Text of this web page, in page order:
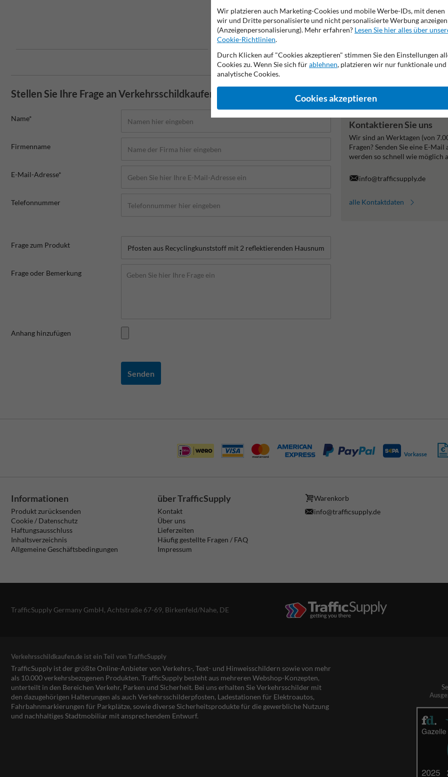
Stellen Sie Ihre Frage an Verkehrsschildkaufen.de
Name*
Firmenname
E-Mail-Adresse*
Telefonnummer
Frage zum Produkt
Frage oder Bemerkung
Anhang hinzufügen
Senden
Kontaktieren Sie uns
Wir sind an Werktagen (von
Fragen? Senden Sie eine E-Mail
werden so schnell wie möglich
info@trafficsupply.de
alle Kontaktdaten
Vorkasse
Informationen
Produkt zurücksenden
Cookie / Datenschutz
Haftungsausschluss
Inhaltsverzeichnis
Allgemeine Geschäftsbedingungen
über TrafficSupply
Kontakt
Über uns
Lieferzeiten
Häufig gestellte Fragen / FAQ
Impressum
Warenkorb
info@trafficsupply.de
TrafficSupply Germany GmbH, Achtstraße 67-69, Birkenfeld/Nahe, DE
Verkehrsschildkaufen.de ist ein Teil von TrafficSupply
TrafficSupply ist der größte Online-Anbieter von Verkehrs-, Text- und Hinweisschildern sowie von mehr
als 10.000 verkehrsbezogenen Produkten. TrafficSupply besteht aus mehreren Webshop-Konzepten,
unterteilt in den Bereichen Verkehr, Parken und Sicherheit. Bei uns erhalten Sie Verkehrsschilder mit
den dazugehörigen Halterungen als auch Verkehrsschilderpfosten, Ladestationen für Elektroautos,
Fahrbahnmarkierungen für Parkplätze, sowie diverse Sicherheitsprodukte für die gewerbliche Nutzung
und nachhaltiges Stadtmobiliar mit ansprechendem Entwurf.
Wir platzieren auch Marketing-Cookies und mobile Werbe-IDs, mit denen
wir und Dritte personalisierte und nicht personalisierte Werbung anzeigen
(Anzeigenpersonalisierung). Mehr erfahren? Lesen Sie hier alles über
Cookie-Richtlinien.
Durch Klicken auf "Cookies akzeptieren" stimmen Sie den Einstellungen
Cookies zu. Wenn Sie sich fürablehnen, platzieren wir nur funktionale und
analytische Cookies.
Cookies akzeptieren